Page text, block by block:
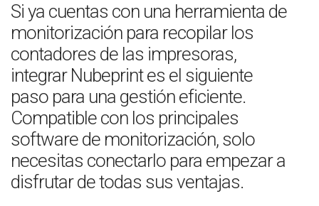
Si ya cuentas con una herramienta de
monitorización para recopilar los
contadores de las impresoras,
integrar Nubeprint es el siguiente
paso para una gestión eficiente.
Compatible con los principales
software de monitorización, solo
necesitas conectarlo para empezar a
disfrutar de todas sus ventajas.